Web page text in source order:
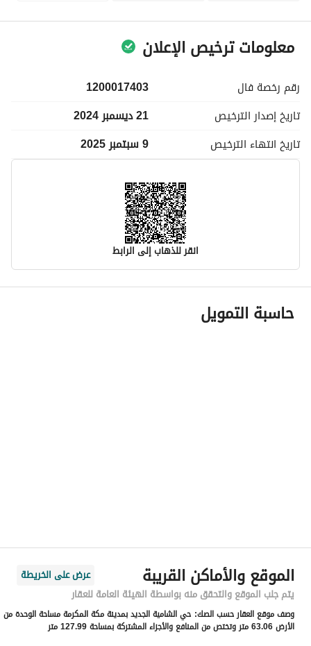
معلومات ترخيص الإعلان
رقم رخصة فال
1200017403
تاريخ إصدار الترخيص
21 ديسمبر 2024
تاريخ انتهاء الترخيص 9 سبتمبر 2025
انقر للذهاب إلى الرابط
معلومات مسؤول الإعلان
اسم المسؤول
رقم المبنى
2308
الرقم الاضافي
8148
حاسبة التمويل
الموقع والأماكن القريبة
عرض على الخريطة
يتم جلب الموقع والتحقق منه بواسطة الهيئة العامة للعقار
وصف موقع العقار حسب الصك: حي الشامية الجديد بمدينة مكة المكرمة مساحة الوحدة من
الأرض 63.06 متر وتختص من المنافع والأجزاء المشتركة بمساحة 127.99 متر